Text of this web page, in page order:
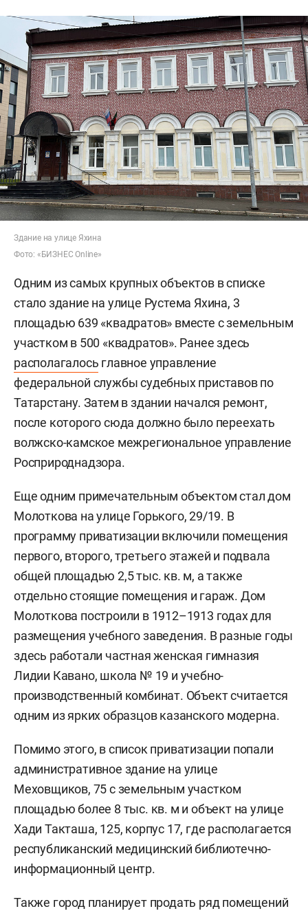
Здание на улице Яхина
Фото: «БИЗНЕС Online»
Одним из самых крупных объектов в списке
стало здание на улице Рустема Яхина, 3
площадью 639 «квадратов» вместе с земельным
участком в 500 «квадратов». Ранее здесь
располагалось главное управление
федеральной службы судебных приставов по
Татарстану. Затем в здании начался ремонт,
после которого сюда должно было переехать
волжско-камское межрегиональное управление
Росприроднадзора.
Еще одним примечательным объектом стал дом
Молоткова на улице Горького, 29/19. В
программу приватизации включили помещения
первого, второго, третьего этажей и подвала
общей площадью 2,5 тыс. кв. м, а также
отдельно стоящие помещения и гараж. Дом
Молоткова построили в 1912–1913 годах для
размещения учебного заведения. В разные годы
здесь работали частная женская гимназия
Лидии Кавано, школа № 19 и учебно-
производственный комбинат. Объект считается
одним из ярких образцов казанского модерна.
Помимо этого, в список приватизации попали
административное здание на улице
Меховщиков, 75 с земельным участком
площадью более 8 тыс. кв. м и объект на улице
Хади Такташа, 125, корпус 17, где располагается
республиканский медицинский библиотечно-
информационный центр.
Также город планирует продать ряд помещений